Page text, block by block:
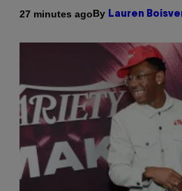
27 minutes agoBy Lauren